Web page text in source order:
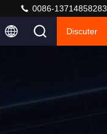
0086-13714858283
Discuter